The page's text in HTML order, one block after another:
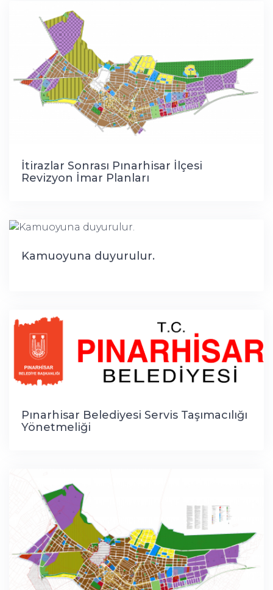
İtirazlar Sonrası Pınarhisar İlçesi
Revizyon İmar Planları
Kamuoyuna duyurulur.
Pınarhisar Belediyesi Servis Taşımacılığı
Yönetmeliği